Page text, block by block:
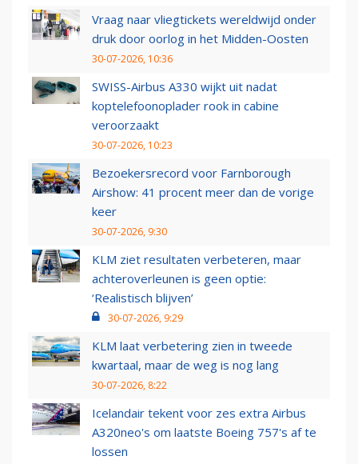
Vraag naar vliegtickets wereldwijd onder
druk door oorlog in het Midden-Oosten
30-07-2026, 10:36
SWISS-Airbus A330 wijkt uit nadat
koptelefoonoplader rook in cabine
veroorzaakt
30-07-2026, 10:23
Bezoekersrecord voor Farnborough
Airshow: 41 procent meer dan de vorige
keer
30-07-2026, 9:30
KLM ziet resultaten verbeteren, maar
achteroverleunen is geen optie:
‘Realistisch blijven’
30-07-2026, 9:29
KLM laat verbetering zien in tweede
kwartaal, maar de weg is nog lang
30-07-2026, 8:22
Icelandair tekent voor zes extra Airbus
A320neo's om laatste Boeing 757's af te
lossen